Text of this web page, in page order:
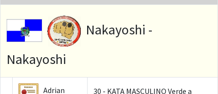
Nakayoshi -
Nakayoshi
Adrian
30 - KATA MASCULINO Verde a